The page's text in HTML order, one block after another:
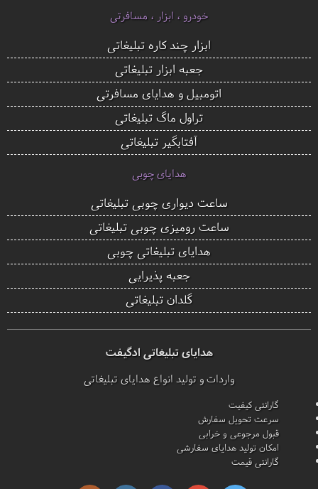
خودرو ، ابزار ، مسافرتی
ابزار چند کاره تبلیغاتی
جعبه ابزار تبلیغاتی
اتومبیل و هدایای مسافرتی
تراول ماگ تبلیغاتی
آفتابگیر تبلیغاتی
هدایای چوبی
ساعت دیواری چوبی تبلیغاتی
ساعت رومیزی چوبی تبلیغاتی
هدایای تبلیغاتی چوبی
جعبه پذیرایی
گلدان تبلیغاتی
هدایای تبلیغاتی ادگیفت
واردات و تولید انواع هدایای تبلیغاتی
گارانتی کیفیت
سرعت تحویل سفارش
قبول مرجوعی و خرابی
امکان تولید هدایای سفارشی
گارانتی قیمت